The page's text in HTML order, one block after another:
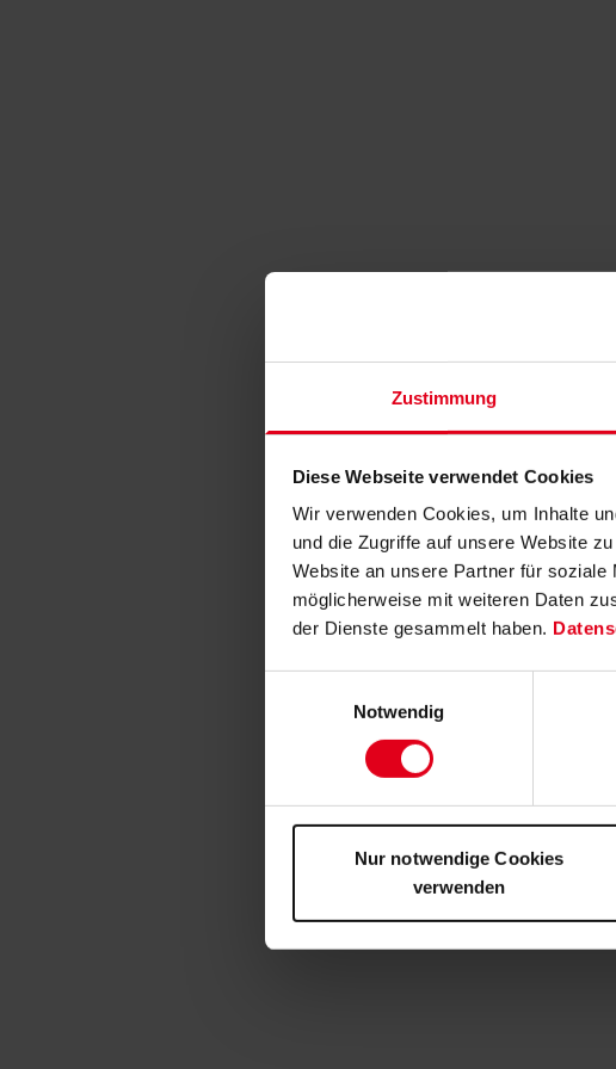
Zustimmung
Diese Webseite verwendet Cookies
Wir verwenden Cookies, um Inhalte
und die Zugriffe auf unsere Website
Website an unsere Partner für soziale
möglicherweise mit weiteren Daten
der Dienste gesammelt haben.
Notwendig
Nur notwendige Cookies
verwenden